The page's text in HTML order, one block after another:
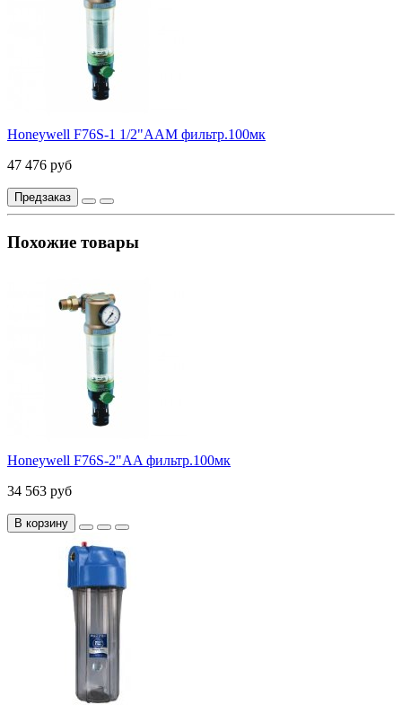
Honeywell F76S-1 1/2"AAM фильтр.100мк
47 476 руб
Предзаказ
Похожие товары
Honeywell F76S-2"AA фильтр.100мк
34 563 руб
В корзину